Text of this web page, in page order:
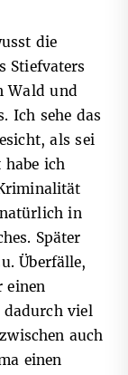
die
Stiefvaters
Wald und
Ich sehe das
als sei
habe ich
in
Später
Überfälle,
einen
dadurch viel
auch
einen